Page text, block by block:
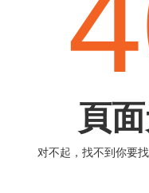
頁面
对不起 ， 找不到你要找